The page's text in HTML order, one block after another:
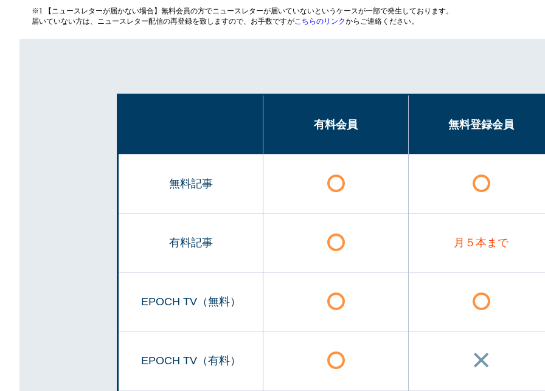
※1 【ニュースレターが届かない場合】無料会員の方でニュースレターが届いていないというケースが一部で発生しております。
届いていない方は、ニュースレター配信の再登録を致しますので、お手数ですがこちらのリンクからご連絡ください。
有料会員 無料登録会員
無料記事
有料記事 月５本まで
EPOCH TV（無料）
EPOCH TV（有料）